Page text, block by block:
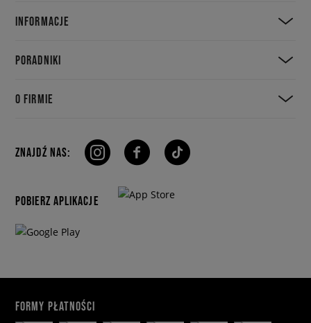
INFORMACJE
PORADNIKI
O FIRMIE
ZNAJDŹ NAS:
POBIERZ APLIKACJE
FORMY PŁATNOŚCI